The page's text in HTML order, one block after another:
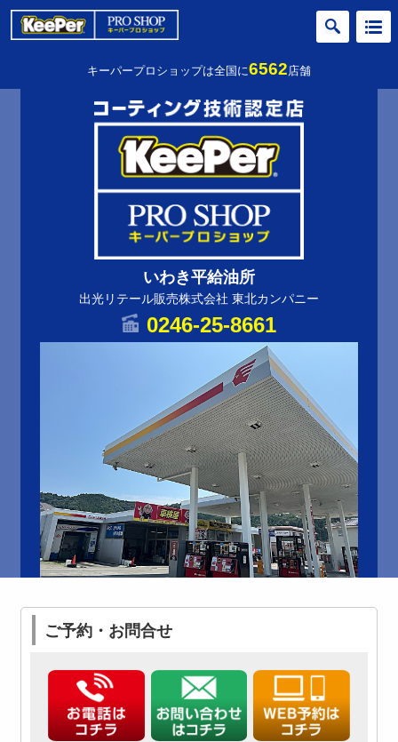
キーパープロショップは全国に6562店舗
いわき平給油所
出光リテール販売株式会社 東北カンパニー
0246-25-8661
ご予約・お問合せ